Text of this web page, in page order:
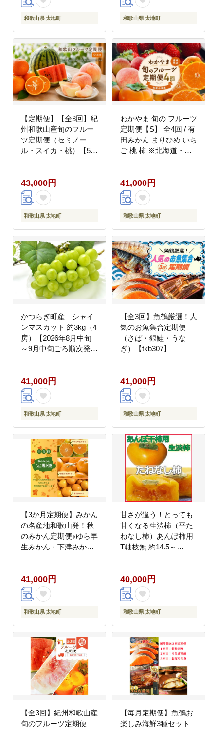
和歌山県 太地町 和歌山県 太地町
【定期便】【全3回】紀
州和歌山産旬のフルー
ツ定期便（セミノー
ル・スイカ・桃）【5
43,000円
和歌山県 太地町
わかやま 旬の フルーツ
定期便【S】 全4回 / 有
田みかん まりひめ いち
ご 桃 柿 ※北海道・沖
41,000円
和歌山県 太地町
かつらぎ町産 シャイ
ンマスカット 約3kg（4
房）【2026年8月中旬
～9月中旬ごろ順次発
41,000円
和歌山県 太地町
【全3回】魚鶴厳選！人
気のお魚集合定期便
（さば・銀鮭・うな
ぎ）【tkb307】
41,000円
和歌山県 太地町
【3か月定期便】みかん
の名産地和歌山発！秋
のみかん定期便♪ゆら早
生みかん・下津みか
41,000円
和歌山県 太地町
甘さが違う！とっても
甘くなる生渋柿（平た
ねなし柿）あんぽ柿用
T軸枝無 約14.5～
上旬ごろ順次発送＞
【art002B】
40,000円
和歌山県 太地町
【全3回】紀州和歌山産
旬のフルーツ定期便
【毎月定期便】魚鶴お
楽しみ海鮮3種セット